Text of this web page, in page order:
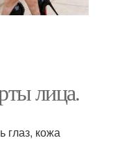
лица.
глаз, кожа